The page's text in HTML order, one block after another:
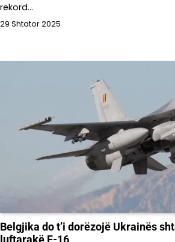
rekord…
29 Shtator 2025
Belgjika do t’i dorëzojë Ukrainës
luftarakë F-16